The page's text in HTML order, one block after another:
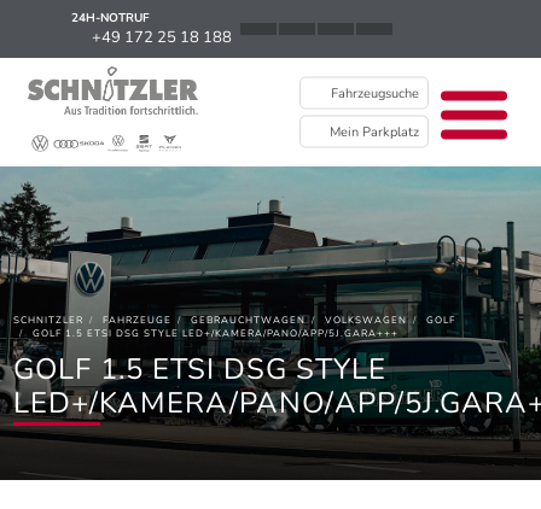
24H-NOTRUF
+49 172 25 18 188
Fahrzeugsuche
Mein Parkplatz
News
Kontakt / Standorte
Über uns
Newsletter
EU Data Act
SCHNITZLER FAHRZEUGE GEBRAUCHTWAGEN VOLKSWAGEN
GOLF
GOLF 1.5 ETSI DSG STYLE LED+/KAMERA/PANO/APP/5J.GARA+++
GOLF 1.5 ETSI DSG STYLE
LED+/KAMERA/PANO/APP/